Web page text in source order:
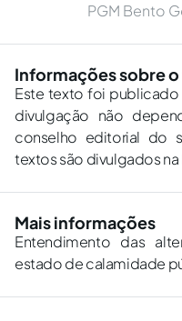
PGM Bento
Informações sobre
Este texto foi publicado
divulgação não
conselho editorial do
textos são divulgados na
Mais informações
Entendimento das
estado de calamidade